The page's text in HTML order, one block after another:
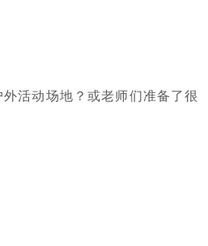
活动场地？或老师们准备了很